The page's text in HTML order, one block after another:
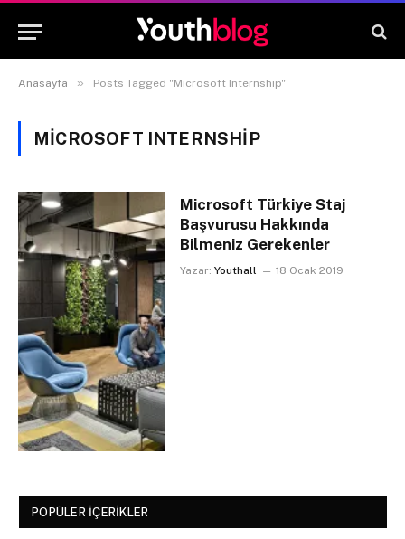
Anasayfa » Posts Tagged "Microsoft Internship"
MICROSOFT INTERNSHIP
Microsoft Türkiye Staj
Başvurusu Hakkında
Bilmeniz Gerekenler
Yazar: Youthall 18 Ocak 2019
POPÜLER İÇERIKLER